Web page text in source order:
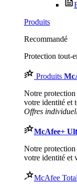
Produits
Recommandé
Protection tout-
Produits
Notre protection
votre identité et
Offres
McAfee+
Notre protection
votre identité et
McAfee